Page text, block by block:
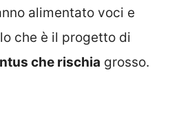
alimentato voci e
che è il progetto di
che rischia grosso.